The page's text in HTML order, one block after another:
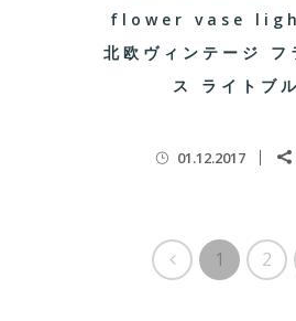
flower vase
北欧ヴィンテージ フ
ス ライトブ
01.12.2017
1 2